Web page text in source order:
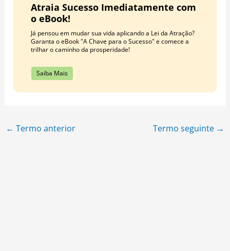
Atraia Sucesso Imediatamente com
o eBook!
Já pensou em mudar sua vida aplicando a Lei da Atração?
Garanta o eBook "A Chave para o Sucesso" e comece a
trilhar o caminho da prosperidade!
Saiba Mais
← Termo anterior Termo seguinte →